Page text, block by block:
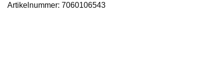
Artikelnummer: 7060106543